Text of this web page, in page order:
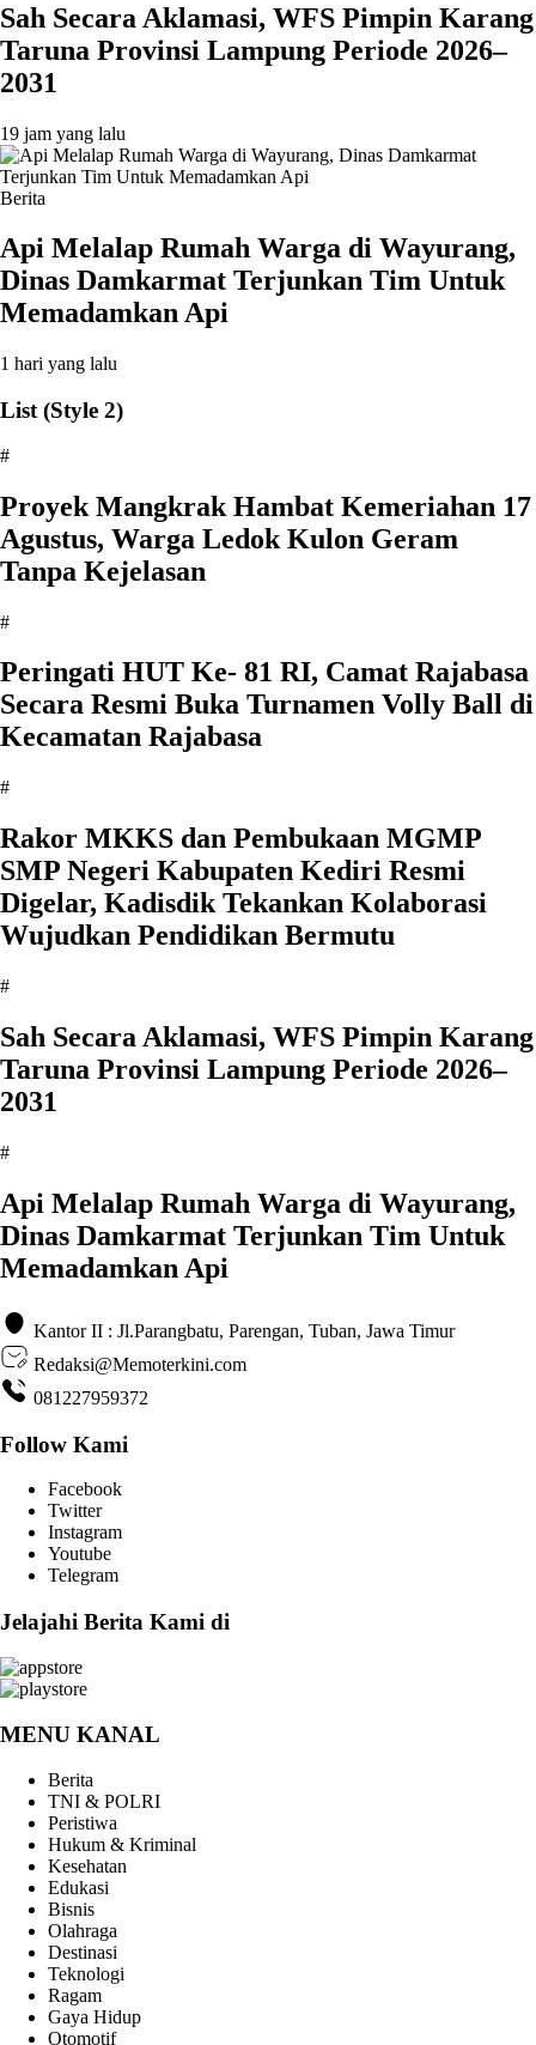
Sah Secara Aklamasi, WFS Pimpin Karang
Taruna Provinsi Lampung Periode 2026–
2031
19 jam yang lalu
Berita
Api Melalap Rumah Warga di Wayurang,
Dinas Damkarmat Terjunkan Tim Untuk
Memadamkan Api
1 hari yang lalu
List (Style 2)
#
‎Proyek Mangkrak Hambat Kemeriahan 17
Agustus, Warga Ledok Kulon Geram
Tanpa Kejelasan
#
Peringati HUT Ke- 81 RI, Camat Rajabasa
Secara Resmi Buka Turnamen Volly Ball di
Kecamatan Rajabasa
#
Rakor MKKS dan Pembukaan MGMP
SMP Negeri Kabupaten Kediri Resmi
Digelar, Kadisdik Tekankan Kolaborasi
Wujudkan Pendidikan Bermutu
#
Sah Secara Aklamasi, WFS Pimpin Karang
Taruna Provinsi Lampung Periode 2026–
2031
#
Api Melalap Rumah Warga di Wayurang,
Dinas Damkarmat Terjunkan Tim Untuk
Memadamkan Api
Kantor II : Jl.Parangbatu, Parengan, Tuban, Jawa Timur
Redaksi@Memoterkini.com
081227959372
Follow Kami
Facebook
Twitter
Instagram
Youtube
Telegram
Jelajahi Berita Kami di
MENU KANAL
Berita
TNI & POLRI
Peristiwa
Hukum & Kriminal
Kesehatan
Edukasi
Bisnis
Olahraga
Destinasi
Teknologi
Ragam
Gaya Hidup
Otomotif